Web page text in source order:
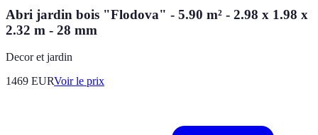
Abri jardin bois "Flodova" - 5.90 m² - 2.98 x 1.98 x
2.32 m - 28 mm
Decor et jardin
1469 EURVoir le prix